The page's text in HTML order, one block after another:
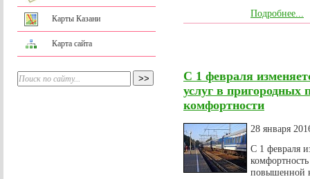
Карты Казани
Карта сайта
Подробнее...
С 1 февраля
услуг в пригородных
комфортности
28 января
С 1 февраля
повышенной